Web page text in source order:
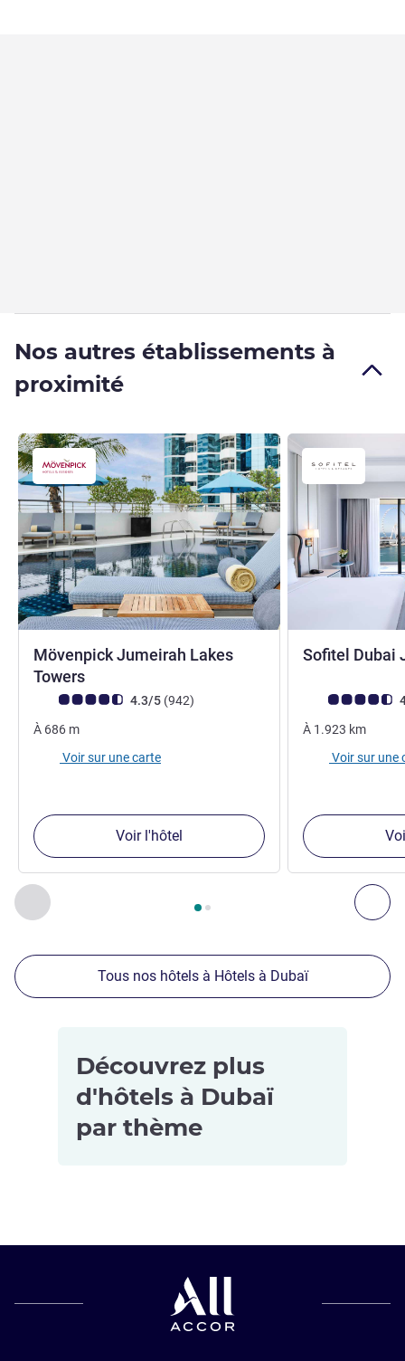
Nos autres établissements à
proximité
Précédent - Nos autres établissements à proximité
Page , Nos autres établissements à proximité 1 :,
Mövenpick Jumeirah Lakes
Towers
Note Avis clients (Note ALL)
4.3/5 (942avis
)
À 686 m
Voir sur une carte
Voir l'hôtel
Sofitel Dubai
Note Avis clients
À 1.923 km
Voir sur une
Tous nos hôtels à Hôtels à Dubaï
Découvrez plus
d'hôtels à Dubaï
par thème
Hôtels de
luxe à Dubai